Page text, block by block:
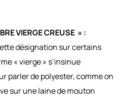
VIERGE CREUSE » :
désignation sur certains
« vierge » s’insinue
parler de polyester, comme on
sur une laine de mouton